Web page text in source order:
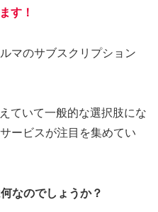
す！
マのサブスクリプション
ていて一般的な選択肢にな
ービスが注目を集めてい
なのでしょうか？